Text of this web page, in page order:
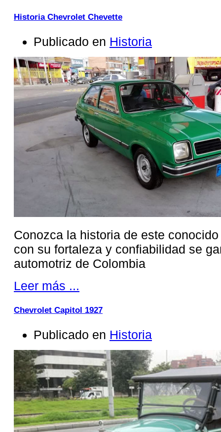
Historia Chevrolet Chevette
Publicado en Historia
Conozca la historia de este
con su fortaleza y confiabilidad se
automotriz de Colombia
Leer más ...
Chevrolet Capitol 1927
Publicado en Historia